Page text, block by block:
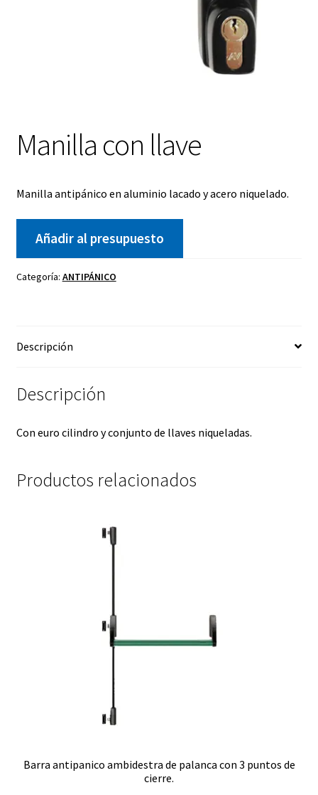
Manilla con llave
Manilla antipánico en aluminio lacado y acero niquelado.
Añadir al presupuesto
Categoría: ANTIPÁNICO
Descripción
Descripción
Con euro cilindro y conjunto de llaves niqueladas.
Productos relacionados
Barra antipanico ambidestra de palanca con 3 puntos de
cierre.